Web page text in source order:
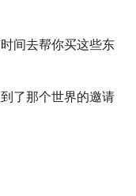
间去帮你买这些东
了那个世界的邀请